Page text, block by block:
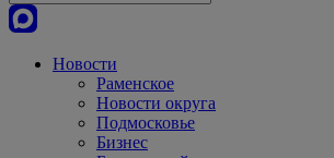
Новости
Раменское
Новости округа
Подмосковье
Бизнес